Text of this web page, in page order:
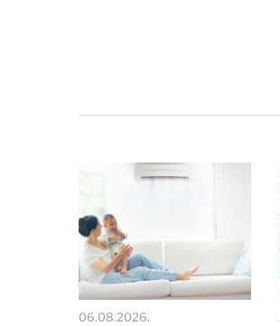
06.08.2026.